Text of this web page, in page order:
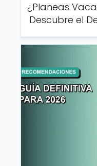
¿Planeas
Descubre el